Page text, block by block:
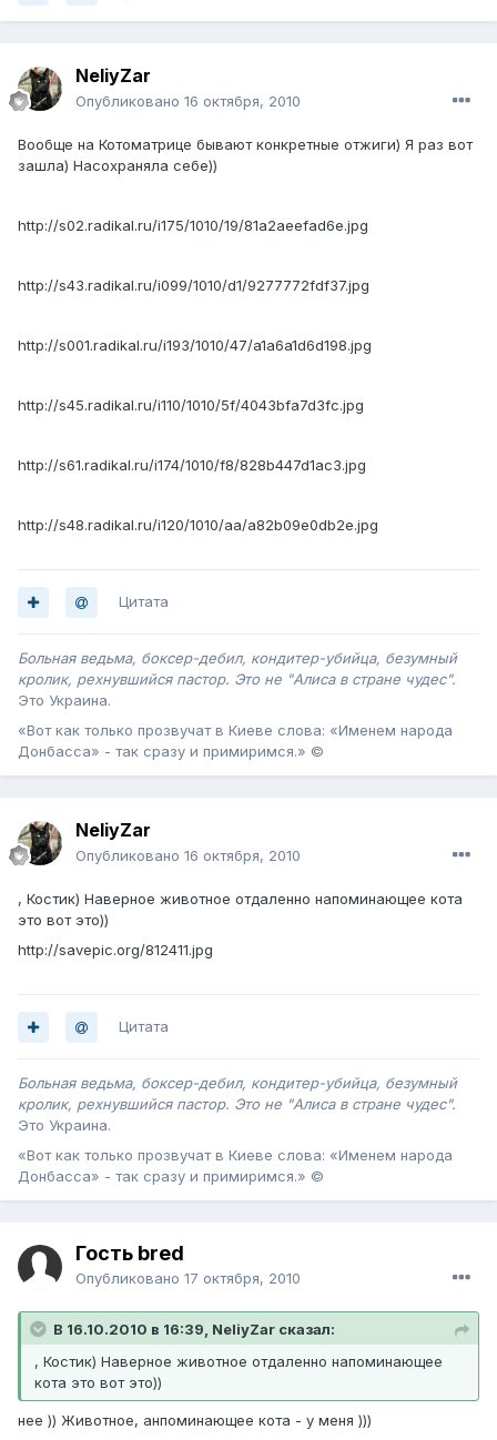
NeliyZar
Опубликовано 16 октября, 2010
Вообще на Котоматрице бывают конкретные отжиги) Я раз вот
зашла) Насохраняла себе))
http://s02.radikal.ru/i175/1010/19/81a2aeefad6e.jpg
http://s43.radikal.ru/i099/1010/d1/9277772fdf37.jpg
http://s001.radikal.ru/i193/1010/47/a1a6a1d6d198.jpg
http://s45.radikal.ru/i110/1010/5f/4043bfa7d3fc.jpg
http://s61.radikal.ru/i174/1010/f8/828b447d1ac3.jpg
http://s48.radikal.ru/i120/1010/aa/a82b09e0db2e.jpg
Цитата
Больная ведьма, боксер-дебил, кондитер-убийца, безумный
кролик, рехнувшийся пастор. Это не "Алиса в стране чудес".
Это Украина .
«Вот как только прозвучат в Киеве слова: «Именем народа
Донбасса» - так сразу и примиримся.» ©
NeliyZar
Опубликовано 16 октября, 2010
, Костик) Наверное животное отдаленно напоминающее кота
это вот это))
http://savepic.org/812411.jpg
Цитата
Больная ведьма, боксер-дебил, кондитер-убийца, безумный
кролик, рехнувшийся пастор. Это не "Алиса в стране чудес".
Это Украина .
«Вот как только прозвучат в Киеве слова: «Именем народа
Донбасса» - так сразу и примиримся.» ©
Гость bred
Опубликовано 17 октября, 2010
В 16.10.2010 в 16:39, NeliyZar сказал:
, Костик) Наверное животное отдаленно напоминающее
кота это вот это))
нее )) Животное, анпоминающее кота - у меня )))